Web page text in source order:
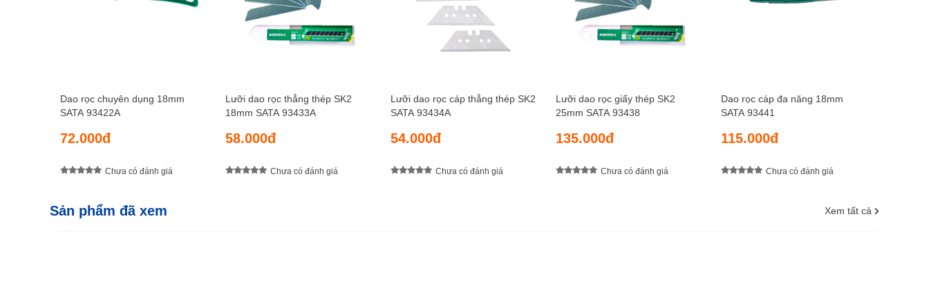
Dao rọc chuyên dụng 18mm
SATA 93422A
72.000đ
Chưa có đánh giá
Lưỡi dao rọc thẳng thép SK2
18mm SATA 93433A
58.000đ
Chưa có đánh giá
Lưỡi dao rọc cáp thẳng thép SK2
SATA 93434A
54.000đ
Chưa có đánh giá
Lưỡi dao rọc giấy thép SK2
25mm SATA 93438
135.000đ
Chưa có đánh giá
Dao rọc cáp đa năng 18mm
SATA 93441
115.000đ
Chưa có đánh giá
Sản phẩm đã xem Xem tất cả